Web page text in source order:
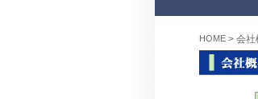
HOME > 会社